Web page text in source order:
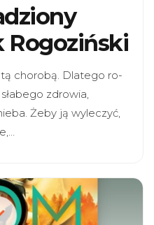
Rogoziński
tą cho­robą. Dla­tego ro­
zdro­wia,
Żeby ją wyle­czyć,